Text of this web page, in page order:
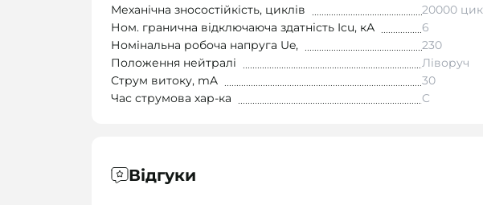
Механічна зносостійкість, циклів
20000
Ном. гранична відключаюча здатність Icu, кА
6
Номінальна робоча напруга Ue,
230
Положення нейтралі
Ліворуч
Струм витоку, mA
30
Час струмова хар-ка
C
Відгуки